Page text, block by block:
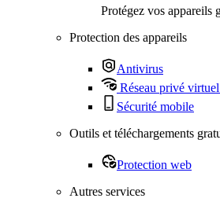
Protégez vos appareils
Protection des appareils
Antivirus
Réseau privé
Sécurité mobile
Outils et téléchargements
Protection web
Autres services